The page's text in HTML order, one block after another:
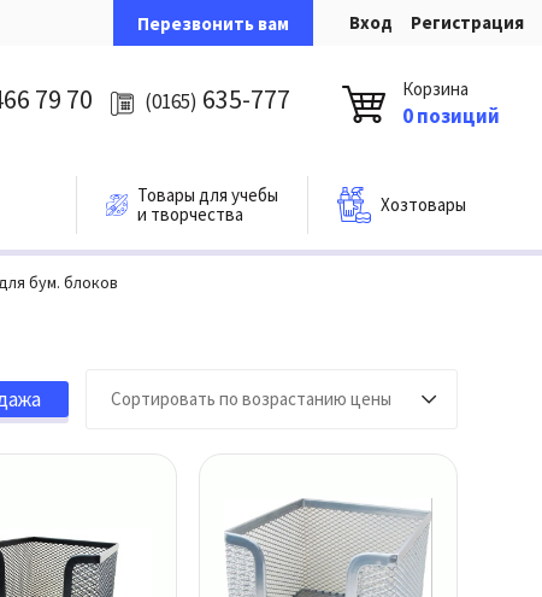
Перезвонить вам Вход Регистрация
79 70 (0165) 635-777 Корзина
0 позиций
Товары для учебы
и творчества
Хозтовары
бум. блоков